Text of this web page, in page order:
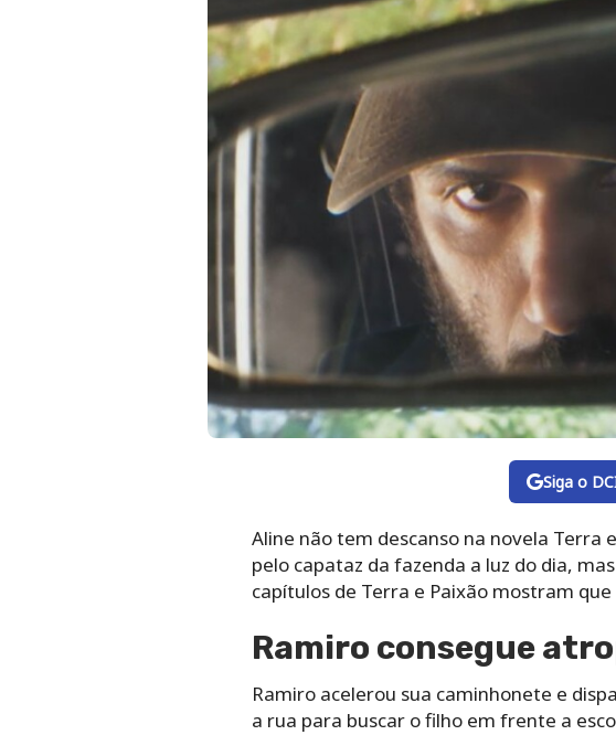
Siga o
Aline não tem descanso na novela Terra
pelo capataz da fazenda a luz do dia,
capítulos de Terra e Paixão mostram
Ramiro consegue
Ramiro acelerou sua caminhonete e
a rua para buscar o filho em frente a